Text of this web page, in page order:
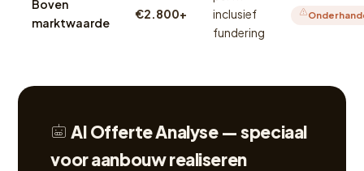
Boven
marktwaarde
€2.800+
inclusief
fundering
AI Offerte Analyse — speciaal
voor aanbouw realiseren